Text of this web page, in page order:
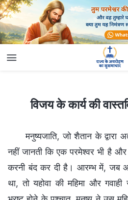
विजय के कार्य की
मनुष्यजाति, जो शैतान के द्वारा
नहीं जानती कि एक परमेश्वर भी है
करनी बंद कर दी है। आरम्भ में, जब
था, तो यहोवा की महिमा और गवाही